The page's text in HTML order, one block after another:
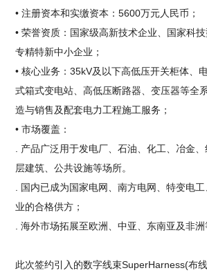
• 注册资本和实缴资本：5600万元人民币；
• 荣誉资质：国家级高新技术企业、国家科
专精特新中小企业；
• 核心业务：35kV及以下高低压开关柜体、
式箱式变电站、高低压断路器、变压器等全
造与销售及配套电力工程施工服务；
• 市场覆盖：
. 产品广泛用于发电厂、石油、化工、冶金
层建筑、公共设施等场所。
. 国内已成为国家电网、南方电网、特变电
业的合格供方；
. 海外市场拓展至欧洲、中亚、东南亚及非洲
此次签约引入的数字线束SuperHarness(布